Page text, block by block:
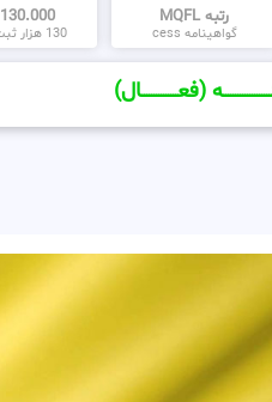
رتبه MQFL
گواهینامه cess
130.000 RG
130 هزار ثبت موفق
(فعـــــــــــــــال)